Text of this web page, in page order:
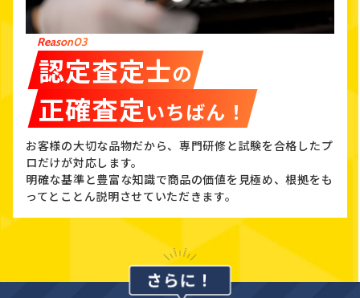
Reason03
認定査定士の
正確査定いちばん！
お客様の大切な品物だから、専門研修と試験を合格したプ
ロだけが対応します。
明確な基準と豊富な知識で商品の価値を見極め、根拠をも
ってとことん説明させていただきます。